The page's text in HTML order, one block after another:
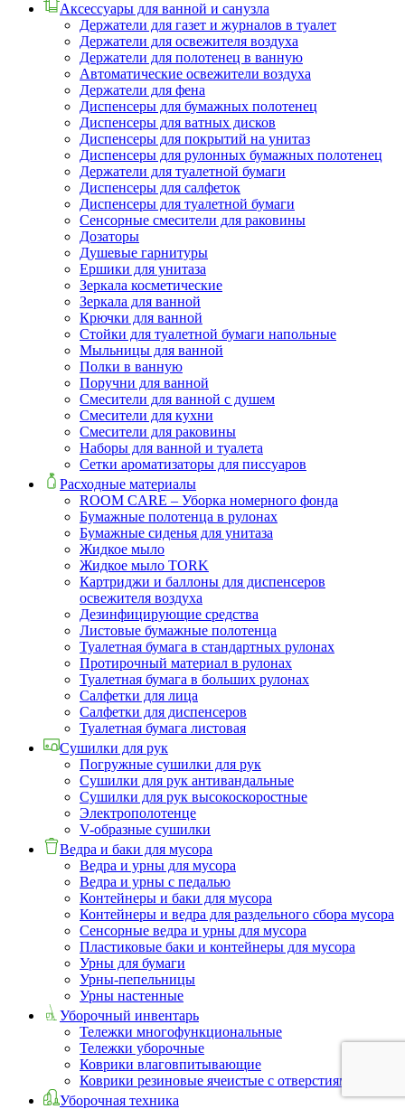
Аксессуары для ванной и санузла
Держатели для газет и журналов в туалет
Держатели для освежителя воздуха
Держатели для полотенец в ванную
Автоматические освежители воздуха
Держатели для фена
Диспенсеры для бумажных полотенец
Диспенсеры для ватных дисков
Диспенсеры для покрытий на унитаз
Диспенсеры для рулонных бумажных полотенец
Держатели для туалетной бумаги
Диспенсеры для салфеток
Диспенсеры для туалетной бумаги
Сенсорные смесители для раковины
Дозаторы
Душевые гарнитуры
Ершики для унитаза
Зеркала косметические
Зеркала для ванной
Крючки для ванной
Стойки для туалетной бумаги напольные
Мыльницы для ванной
Полки в ванную
Поручни для ванной
Смесители для ванной с душем
Смесители для кухни
Смесители для раковины
Наборы для ванной и туалета
Сетки ароматизаторы для писсуаров
Расходные материалы
ROOM CARE – Уборка номерного фонда
Бумажные полотенца в рулонах
Бумажные сиденья для унитаза
Жидкое мыло
Жидкое мыло TORK
Картриджи и баллоны для диспенсеров
освежителя воздуха
Дезинфицирующие средства
Листовые бумажные полотенца
Туалетная бумага в стандартных рулонах
Протирочный материал в рулонах
Туалетная бумага в больших рулонах
Салфетки для лица
Салфетки для диспенсеров
Туалетная бумага листовая
Сушилки для рук
Погружные сушилки для рук
Сушилки для рук антивандальные
Сушилки для рук высокоскоростные
Электрополотенце
V-образные сушилки
Ведра и баки для мусора
Ведра и урны для мусора
Ведра и урны с педалью
Контейнеры и баки для мусора
Контейнеры и ведра для раздельного сбора мусора
Сенсорные ведра и урны для мусора
Пластиковые баки и контейнеры для мусора
Урны для бумаги
Урны-пепельницы
Урны настенные
Уборочный инвентарь
Тележки многофункциональные
Тележки уборочные
Коврики влаговпитывающие
Коврики резиновые ячеистые с отверстиями
Уборочная техника